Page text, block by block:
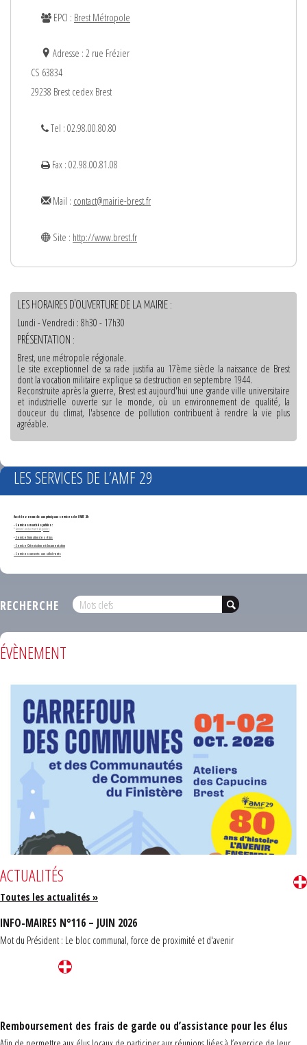
EPCI : Brest Métropole
Adresse : 2 rue Frézier
CS 63834
29238 Brest cedex Brest
Tel : 02.98.00.80.80
Fax : 02.98.00.81.08
Mail : contact@mairie-brest.fr
Site : http://www.brest.fr
LES HORAIRES D'OUVERTURE DE LA MAIRIE :
Lundi - Vendredi : 8h30 - 17h30
PRÉSENTATION :
Brest, une métropole régionale.
Le site exceptionnel de sa rade justifia au 17ème siècle la naissance de Brest
dont la vocation militaire explique sa destruction en septembre 1944.
Reconstruite après la guerre, Brest est aujourd'hui une grande ville universitaire
et industrielle ouverte sur le monde, où un environnement de qualité, la
douceur du climat, l'absence de pollution contribuent à rendre la vie plus
agréable.
LES SERVICES DE L’AMF 29
Accédez en un clic aux principaux services de l'AMF 29 :
- Services marchés publics :
*Annonces de marchés publics
-Service formation des élus
- Service Orientation et documentation
- Services ouverts aux adhérents
RECHERCHE
ÉVÈNEMENT
ACTUALITÉS
Toutes les actualités »
INFO-MAIRES N°116 – JUIN 2026
Mot du Président : Le bloc communal, force de proximité et d'avenir
Remboursement des frais de garde ou d’assistance pour les élus